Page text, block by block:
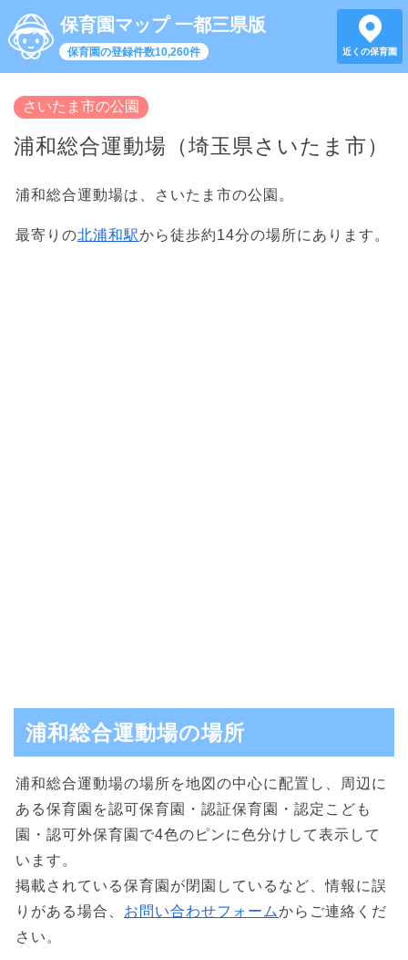
保育園マップ 一都三県版
保育園の登録件数10,260件 近くの保育園
さいたま市の公園
浦和総合運動場（埼玉県さいたま市）
浦和総合運動場は、さいたま市の公園。
最寄りの北浦和駅から徒歩約14分の場所にあります。
浦和総合運動場の場所
浦和総合運動場の場所を地図の中心に配置し、周辺に
ある保育園を認可保育園・認証保育園・認定こども
園・認可外保育園で4色のピンに色分けして表示して
います。
掲載されている保育園が閉園しているなど、情報に誤
りがある場合、 お問い合わせフォームからご連絡くだ
さい。